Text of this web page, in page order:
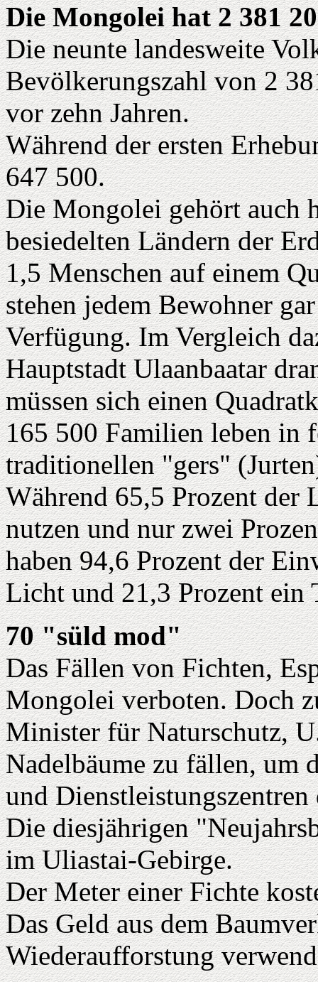
Die Mongolei hat 2 381
Die neunte landesweite
Bevölkerungszahl von 2
vor zehn Jahren.
Während der ersten
647 500.
Die Mongolei gehört auch
besiedelten Ländern der
1,5 Menschen auf einem
stehen jedem Bewohner
Verfügung. Im Vergleich
Hauptstadt Ulaanbaatar
müssen sich einen
165 500 Familien leben in
traditionellen "gers"
Während 65,5 Prozent der
nutzen und nur zwei
haben 94,6 Prozent der
Licht und 21,3 Prozent ein
70 "süld mod"
Das Fällen von Fichten,
Mongolei verboten. Doch
Minister für Naturschutz,
Nadelbäume zu fällen, um
und
Die diesjährigen
im Uliastai-Gebirge.
Der Meter einer Fichte
Das Geld aus dem
Wiederaufforstung